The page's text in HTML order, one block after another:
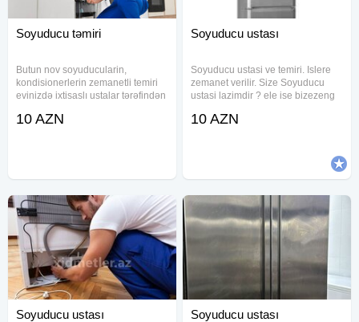
Soyuducu təmiri
Butun nov soyuducularin,
kondisionerlerin zemanetli temiri
evinizdə ixtisaslı ustalar tərəfindən
təmir. BEYNI POZILAN
10 AZN
Soyuducu ustası
Soyuducu ustasi ve temiri. Islere
zemanet verilir. Size Soyuducu
ustasi lazimdir ? ele ise bizezeng
soyuducu ustasi soyuducu usdası
10 AZN
Soyuducu ustası Soyuducu ustası